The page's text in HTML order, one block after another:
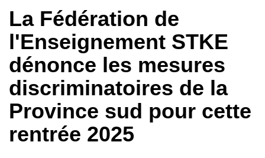
La Fédération de
l'Enseignement STKE
dénonce les mesures
discriminatoires de la
Province sud pour cette
rentrée 2025